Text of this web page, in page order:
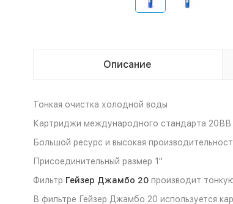
Описание
Тонкая очистка холодной воды
Картриджи международного стандарта 20ВВ
Большой ресурс и высокая
Присоединительный размер 1"
Фильтр Гейзер Джамбо 20производит
В фильтре Гейзер Джамбо 20 используется